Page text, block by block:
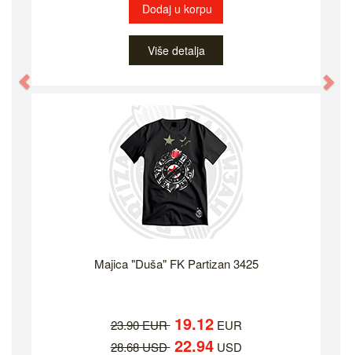
Dodaj u korpu
Više detalja
Majica "Duša" FK Partizan 3425
23.90 EUR 19.12EUR
28.68 USD 22.94USD